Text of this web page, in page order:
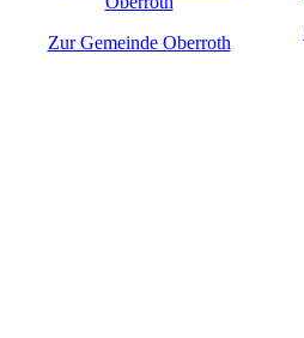
Zur Gemeinde Oberroth